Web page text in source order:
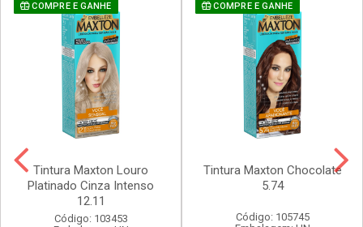
COMPRE E GANHE
Tintura Maxton Louro
Platinado Cinza Intenso
12.11
Código: 103453
COMPRE E GANHE
Tintura Maxton Chocolate
5.74
Código: 105745